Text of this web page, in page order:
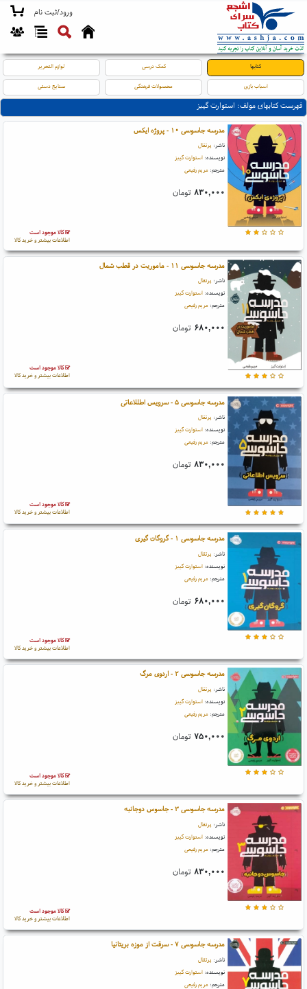
ورود/ثبت نام
کتابها کمک درسی لوازم التحریر
اسباب بازی محصولات فرهنگی صنایع دستی
فهرست کتابهای مولف: استوارت گیبز
مدرسه جاسوسی ۱۰ - پروژه ایکس
ناشر: پرتقال
نویسنده: استوارت گیبز
مترجم: مریم رفیعی
۸۳۰,۰۰۰ تومان
کالا موجود است
اطلاعات بیشتر و خرید کالا
مدرسه جاسوسی ۱۱ - ماموریت در قطب شمال
ناشر: پرتقال
نویسنده: استوارت گیبز
مترجم: مریم رفیعی
۶۸۰,۰۰۰ تومان
کالا موجود است
اطلاعات بیشتر و خرید کالا
مدرسه جاسوسی ۵ - سرویس اطللاعاتی
ناشر: پرتقال
نویسنده: استوارت گیبز
مترجم: مریم رفیعی
۸۳۰,۰۰۰ تومان
کالا موجود است
اطلاعات بیشتر و خرید کالا
مدرسه جاسوسی ۱ - گروگان گیری
ناشر: پرتقال
نویسنده: استوارت گیبز
مترجم: مریم رفیعی
۶۸۰,۰۰۰ تومان
کالا موجود است
اطلاعات بیشتر و خرید کالا
مدرسه جاسوسی ۲ - اردوی مرگ
ناشر: پرتقال
نویسنده: استوارت گیبز
مترجم: مریم رفیعی
۷۵۰,۰۰۰ تومان
کالا موجود است
اطلاعات بیشتر و خرید کالا
مدرسه جاسوسی ۳ - جاسوس دوجانبه
ناشر: پرتقال
نویسنده: استوارت گیبز
مترجم: مریم رفیعی
۸۳۰,۰۰۰ تومان
کالا موجود است
اطلاعات بیشتر و خرید کالا
مدرسه جاسوسی ۷ - سرقت از موزه بریتانیا
ناشر: پرتقال
نویسنده: استوارت گیبز
مترجم: مریم رفیعی